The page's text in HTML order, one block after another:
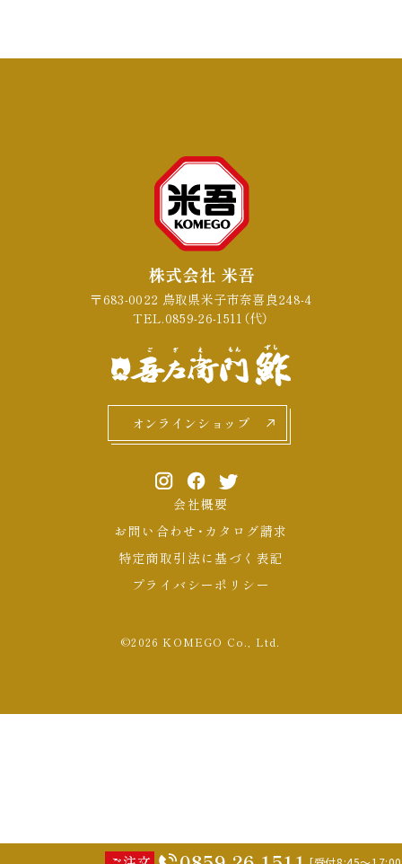
〒683-0022 鳥取県米子市奈喜良248-4
TEL.0859-26-1511（代）
オンラインショップ
会社概要
お問い合わせ・カタログ請求
特定商取引法に基づく表記
プライバシーポリシー
©2026 KOMEGO Co., Ltd.